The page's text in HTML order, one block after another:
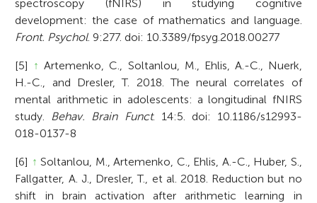
spectroscopy (fNIRS) in studying cognitive
development: the case of mathematics and language.
Front. Psychol. 9:277. doi: 10.3389/fpsyg.2018.00277
[5] ↑ Artemenko, C., Soltanlou, M., Ehlis, A.-C., Nuerk,
H.-C., and Dresler, T. 2018. The neural correlates of
mental arithmetic in adolescents: a longitudinal fNIRS
study. Behav. Brain Funct. 14:5. doi: 10.1186/s12993-
018-0137-8
[6] ↑ Soltanlou, M., Artemenko, C., Ehlis, A.-C., Huber, S.,
Fallgatter, A. J., Dresler, T., et al. 2018. Reduction but no
shift in brain activation after arithmetic learning in